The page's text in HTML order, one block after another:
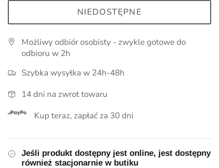
Pielęgnacja
NIEDOSTĘPNE
Możliwy odbiór osobisty - zwykle gotowe do
odbioru w 2h
Szybka wysyłka w 24h-48h
14 dni na zwrot towaru
Kup teraz, zapłać za 30 dni
Jeśli produkt dostępny jest online, jest dostępny
również stacjonarnie w butiku